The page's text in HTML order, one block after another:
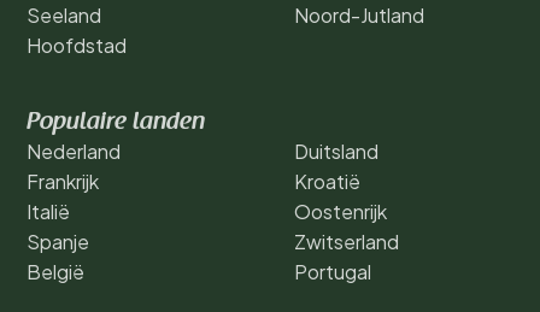
Seeland
Hoofdstad
Noord-Jutland
Populaire landen
Nederland
Frankrijk
Italië
Spanje
België
Duitsland
Kroatië
Oostenrijk
Zwitserland
Portugal